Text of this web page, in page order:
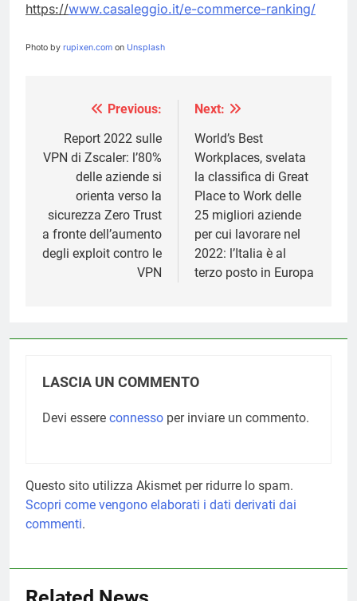
https://www.casaleggio.it/e-commerce-ranking/
Photo by rupixen.com on Unsplash
Navigazione
articoli
Previous:
Report 2022 sulle
VPN di Zscaler: l’80%
delle aziende si
orienta verso la
sicurezza Zero Trust
a fronte dell’aumento
degli exploit contro le
VPN
Next:
World’s Best
Workplaces, svelata
la classifica di Great
Place to Work delle
25 migliori aziende
per cui lavorare nel
2022: l’Italia è al
terzo posto in Europa
LASCIA UN COMMENTO
Devi essere connesso per inviare un commento.
Questo sito utilizza Akismet per ridurre lo spam.
Scopri come vengono elaborati i dati derivati dai
commenti.